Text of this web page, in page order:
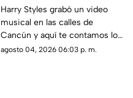
Cancún: ¿En qué zonas
de Quintana Roo filmó
el cantante el videoclip
de ‘Lights Up’?
Harry Styles grabó un video
musical en las calles de
Cancún y aquí te contamos los
detalles de la grabación, así
agosto 04, 2026 06:03 p. m.